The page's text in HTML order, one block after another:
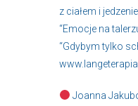
z ciałem i
“Emocje na
“Gdybym tylko
Joanna